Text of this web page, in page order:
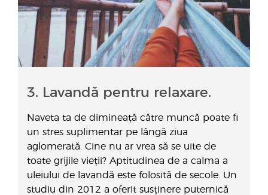
3. Lavandă pentru relaxare.
Naveta ta de dimineață către muncă poate fi
un stres suplimentar pe lângă ziua
aglomerată. Cine nu ar vrea să se uite de
toate grijile vieții? Aptitudinea de a calma a
uleiului de lavandă este folosită de secole. Un
studiu din 2012 a oferit susținere puternică